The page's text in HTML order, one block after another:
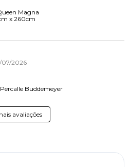
Magna
x 260cm
07/2026
Buddemeyer
avaliações